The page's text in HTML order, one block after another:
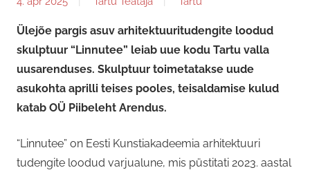
Ülejõe pargis asuv arhitektuuritudengite loodud
skulptuur “Linnutee” leiab uue kodu Tartu valla
uusarenduses. Skulptuur toimetatakse uude
asukohta aprilli teises pooles, teisaldamise kulud
katab OÜ Piibeleht Arendus.
“Linnutee” on Eesti Kunstiakadeemia arhitektuuri
tudengite loodud varjualune, mis püstitati 2023. aastal